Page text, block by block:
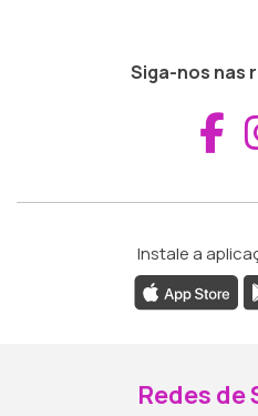
Siga-nos nas
Instale a
Redes